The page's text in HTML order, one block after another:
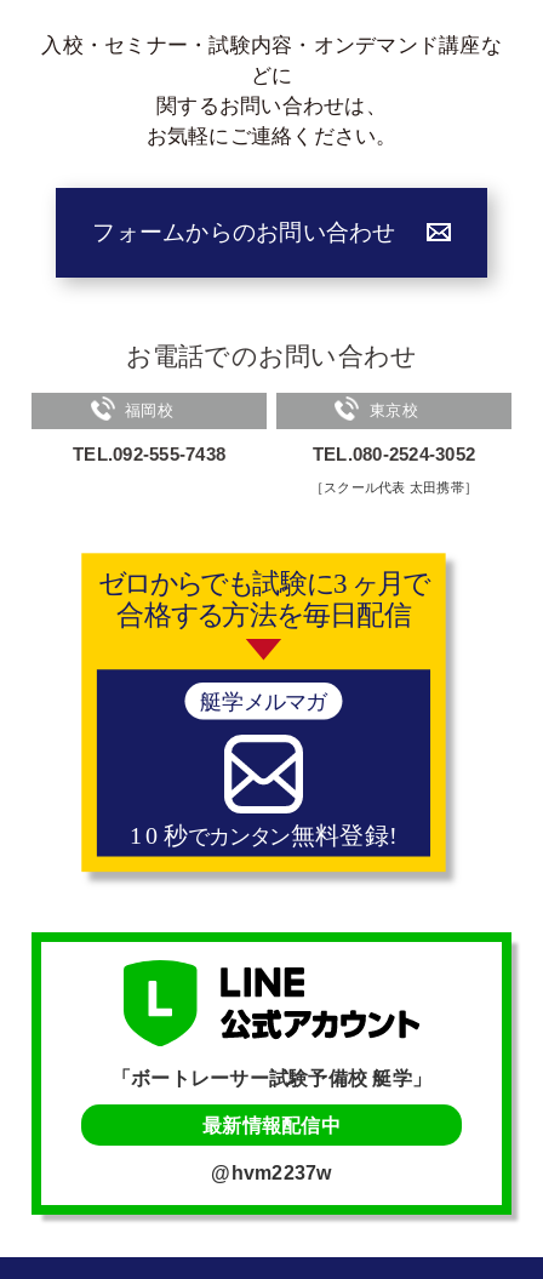
入校・セミナー・試験内容・オンデマンド講座な
どに
関するお問い合わせは、
お気軽にご連絡ください。
フォームからのお問い合わせ
お電話でのお問い合わせ
福岡校
TEL.092-555-7438
東京校
TEL.080-2524-3052
［スクール代表 太田携帯］
「ボートレーサー試験予備校 艇学」
最新情報配信中
@hvm2237w